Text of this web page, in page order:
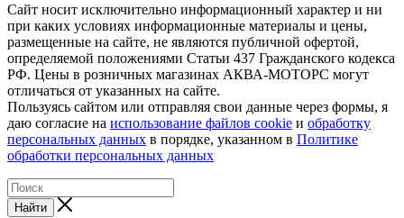
Сайт носит исключительно информационный характер и ни
при каких условиях информационные материалы и цены,
размещенные на сайте, не являются публичной офертой,
определяемой положениями Статьи 437 Гражданского кодекса
РФ. Цены в розничных магазинах АКВА-МОТОРС могут
отличаться от указанных на сайте.
Пользуясь сайтом или отправляя свои данные через формы, я
даю согласие на использование файлов cookie и обработку
персональных данных в порядке, указанном в Политике
обработки персональных данных
Найти